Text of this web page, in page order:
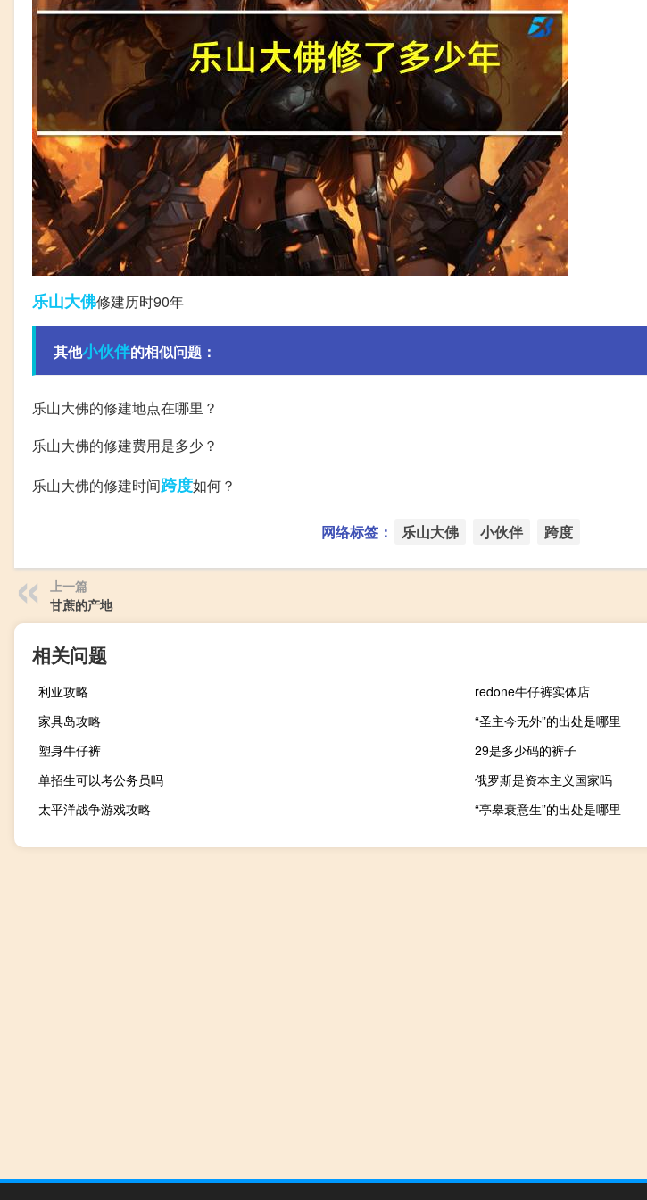
乐山大佛修建历时90年
其他小伙伴的相似问题：
乐山大佛的修建地点在哪里？
乐山大佛的修建费用是多少？
乐山大佛的修建时间跨度如何？
网络标签： 乐山大佛 小伙伴 跨度
上一篇
甘蔗的产地
相关问题
利亚攻略
redone牛仔裤实体店
家具岛攻略
“圣主今无外”的出处是哪里
塑身牛仔裤
29是多少码的裤子
单招生可以考公务员吗
俄罗斯是资本主义国家吗
太平洋战争游戏攻略
“亭皋衰意生”的出处是哪里